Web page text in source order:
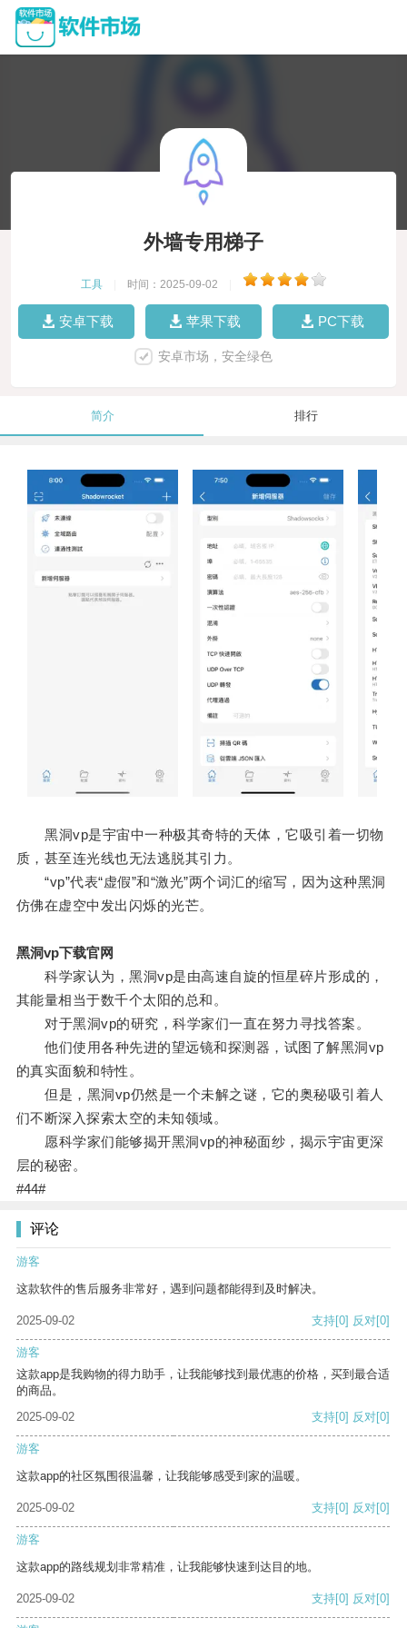
外墙专用梯子
工具 时间：2025-09-02
安卓下载 苹果下载 PC下载
安卓市场，安全绿色
简介 排行
黑洞vp是宇宙中一种极其奇特的天体，它吸引着一切物
质，甚至连光线也无法逃脱其引力。
“vp”代表“虚假”和“激光”两个词汇的缩写，因为这种黑洞
仿佛在虚空中发出闪烁的光芒。
黑洞vp下载官网
科学家认为，黑洞vp是由高速自旋的恒星碎片形成的，
其能量相当于数千个太阳的总和。
对于黑洞vp的研究，科学家们一直在努力寻找答案。
他们使用各种先进的望远镜和探测器，试图了解黑洞vp
的真实面貌和特性。
但是，黑洞vp仍然是一个未解之谜，它的奥秘吸引着人
们不断深入探索太空的未知领域。
愿科学家们能够揭开黑洞vp的神秘面纱，揭示宇宙更深
层的秘密。
#44#
评论
游客
这款软件的售后服务非常好，遇到问题都能得到及时解决。
2025-09-02 支持[0] 反对[0]
游客
这款app是我购物的得力助手，让我能够找到最优惠的价格，买到最合适
的商品。
2025-09-02
支持[0] 反对[0]
游客
这款app的社区氛围很温馨，让我能够感受到家的温暖。
2025-09-02 支持[0] 反对[0]
游客
这款app的路线规划非常精准，让我能够快速到达目的地。
2025-09-02 支持[0] 反对[0]